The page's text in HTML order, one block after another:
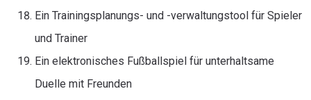
Ein Trainingsplanungs- und -verwaltungstool für Spieler
und Trainer
Ein elektronisches Fußballspiel für unterhaltsame
Duelle mit Freunden